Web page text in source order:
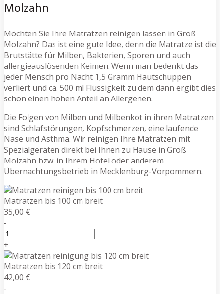
Molzahn
Möchten Sie Ihre Matratzen reinigen lassen in Groß
Molzahn? Das ist eine gute Idee, denn die Matratze ist die
Brutstätte für Milben, Bakterien, Sporen und auch
allergieauslösenden Keimen. Wenn man bedenkt das
jeder Mensch pro Nacht 1,5 Gramm Hautschuppen
verliert und ca. 500 ml Flüssigkeit zu dem dann ergibt dies
schon einen hohen Anteil an Allergenen.
Die Folgen von Milben und Milbenkot in ihren Matratzen
sind Schlafstörungen, Kopfschmerzen, eine laufende
Nase und Asthma. Wir reinigen Ihre Matratzen mit
Spezialgeräten direkt bei Ihnen zu Hause in Groß
Molzahn bzw. in Ihrem Hotel oder anderem
Übernachtungsbetrieb in Mecklenburg-Vorpommern.
Matratzen bis 100 cm breit
35,00 €
-
+
Matratzen bis 120 cm breit
42,00 €
-